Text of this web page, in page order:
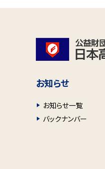
お知らせ
お知らせ一覧
バックナンバー